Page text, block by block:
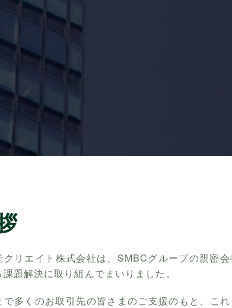
クリエイト株式会社は、SMBCグループの親密
題解決に取り組んでまいりました。
で多くのお取引先の皆さまのご支援のもと、こ